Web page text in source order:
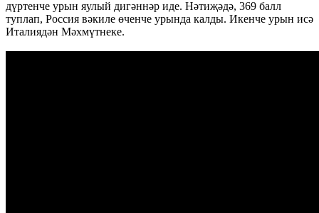
дүртенче урын яулый дигәннәр иде. Нәтиҗәдә, 369 балл
туплап, Россия вәкиле өченче урында калды. Икенче урын исә
Италиядән Мәхмүтнеке.